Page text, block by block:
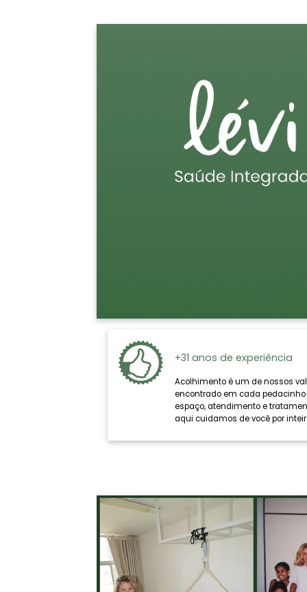
+31 anos de experiência
Acolhimento é um de nossos
encontrado em cada pedacinho
espaço, atendimento e
aqui cuidamos de você por